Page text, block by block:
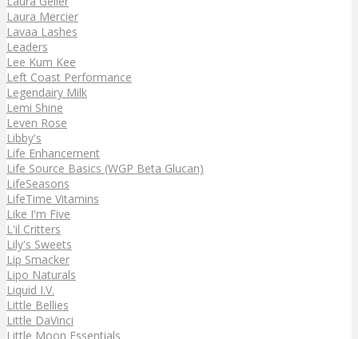
Laura Mercier
Lavaa Lashes
Leaders
Lee Kum Kee
Left Coast Performance
Legendairy Milk
Lemi Shine
Leven Rose
Libby's
Life Enhancement
Life Source Basics (WGP Beta Glucan)
LifeSeasons
LifeTime Vitamins
Like I'm Five
L'il Critters
Lily's Sweets
Lip Smacker
Lipo Naturals
Liquid I.V.
Little Bellies
Little DaVinci
Little Moon Essentials